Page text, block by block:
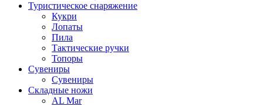
Туристическое снаряжение
Кукри
Лопаты
Пила
Тактические ручки
Топоры
Сувениры
Сувениры
Складные ножи
AL Mar